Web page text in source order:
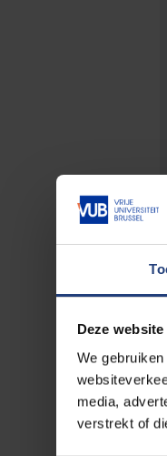
Deze
We
media,
verstrekt of